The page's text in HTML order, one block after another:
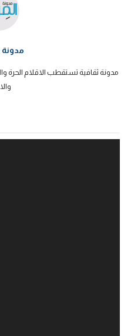
مدونة
مدونة ثقافية تستقطب الاقلام الحرة